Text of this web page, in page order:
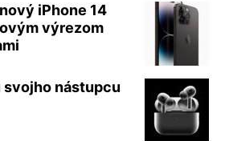
iPhone 14
výrezom
svojho nástupcu